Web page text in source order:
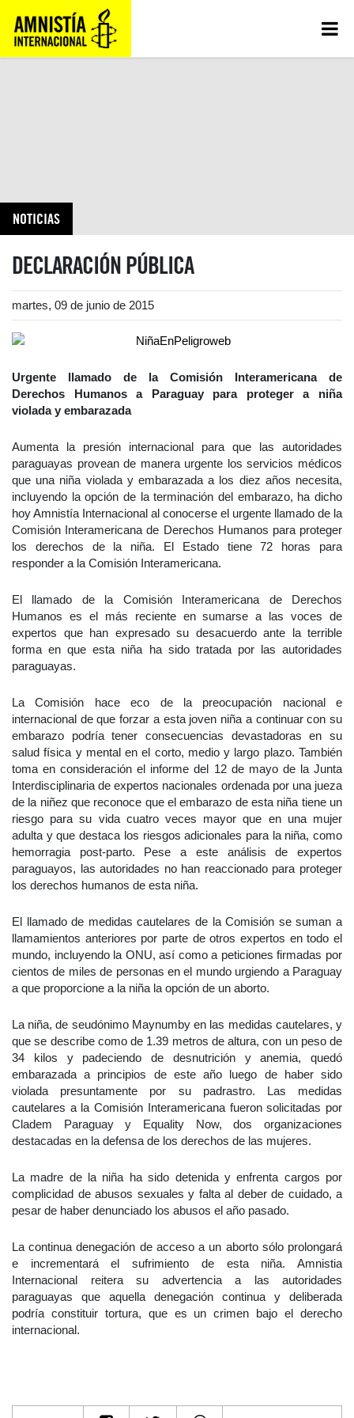
NOTICIAS
DECLARACIÓN PÚBLICA
martes, 09 de junio de 2015
Urgente llamado de la Comisión Interamericana de
Derechos Humanos a Paraguay para proteger a niña
violada y embarazada
Aumenta la presión internacional para que las autoridades
paraguayas provean de manera urgente los servicios médicos
que una niña violada y embarazada a los diez años necesita,
incluyendo la opción de la terminación del embarazo, ha dicho
hoy Amnistía Internacional al conocerse el urgente llamado de la
Comisión Interamericana de Derechos Humanos para proteger
los derechos de la niña. El Estado tiene 72 horas para
responder a la Comisión Interamericana.
El llamado de la Comisión Interamericana de Derechos
Humanos es el más reciente en sumarse a las voces de
expertos que han expresado su desacuerdo ante la terrible
forma en que esta niña ha sido tratada por las autoridades
paraguayas.
La Comisión hace eco de la preocupación nacional e
internacional de que forzar a esta joven niña a continuar con su
embarazo podría tener consecuencias devastadoras en su
salud física y mental en el corto, medio y largo plazo. También
toma en consideración el informe del 12 de mayo de la Junta
Interdisciplinaria de expertos nacionales ordenada por una jueza
de la niñez que reconoce que el embarazo de esta niña tiene un
riesgo para su vida cuatro veces mayor que en una mujer
adulta y que destaca los riesgos adicionales para la niña, como
hemorragia post-parto. Pese a este análisis de expertos
paraguayos, las autoridades no han reaccionado para proteger
los derechos humanos de esta niña.
El llamado de medidas cautelares de la Comisión se suman a
llamamientos anteriores por parte de otros expertos en todo el
mundo, incluyendo la ONU, así como a peticiones firmadas por
cientos de miles de personas en el mundo urgiendo a Paraguay
a que proporcione a la niña la opción de un aborto.
La niña, de seudónimo Maynumby en las medidas cautelares, y
que se describe como de 1.39 metros de altura, con un peso de
34 kilos y padeciendo de desnutrición y anemia, quedó
embarazada a principios de este año luego de haber sido
violada presuntamente por su padrastro. Las medidas
cautelares a la Comisión Interamericana fueron solicitadas por
Cladem Paraguay y Equality Now, dos organizaciones
destacadas en la defensa de los derechos de las mujeres.
La madre de la niña ha sido detenida y enfrenta cargos por
complicidad de abusos sexuales y falta al deber de cuidado, a
pesar de haber denunciado los abusos el año pasado.
La continua denegación de acceso a un aborto sólo prolongará
e incrementará el sufrimiento de esta niña. Amnistia
Internacional reitera su advertencia a las autoridades
paraguayas que aquella denegación continua y deliberada
podría constituir tortura, que es un crimen bajo el derecho
internacional.